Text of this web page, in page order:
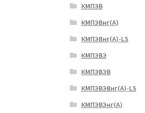
КМПЭВ
КМПЭВнг(А)
КМПЭВнг(А)-LS
КМПЭВЭ
КМПЭВЭВ
КМПЭВЭВнг(А)-LS
КМПЭВЭнг(А)